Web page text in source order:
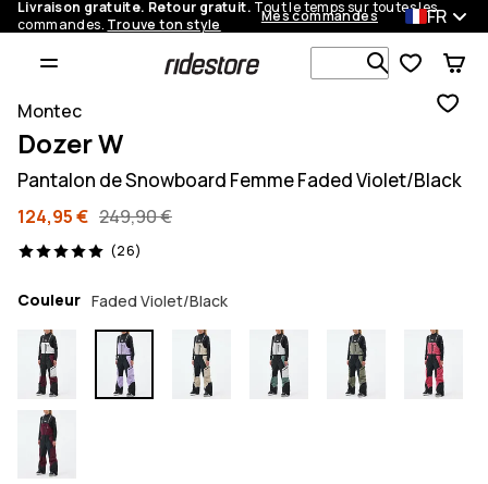
Livraison gratuite. Retour gratuit. Tout le temps sur toutes les
commandes. Trouve ton style Mes commandes FR
Recherche
Montec
Dozer W
Pantalon de Snowboard Femme Faded Violet/Black
124,95 € 249,90 €
(26)
26 avis, 5/5
Couleur Faded Violet/Black